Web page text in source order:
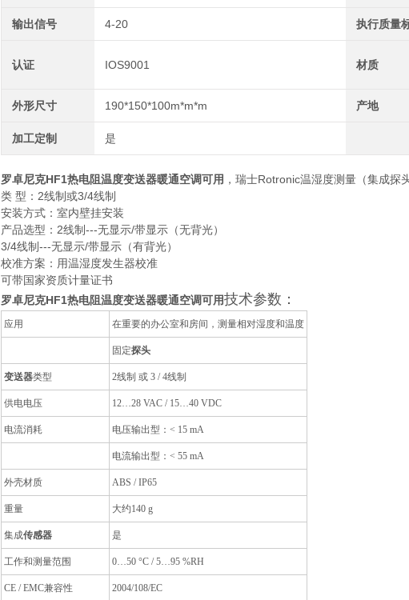
输出信号 4-20 执行质量
认证 IOS9001 材质
外形尺寸 190*150*100m*m*m 产地
加工定制 是
罗卓尼克HF1热电阻温度变送器暖通空调可用 ，瑞士Rotronic温湿度测量（集成探
类 型：2线制或3/4线制
安装方式：室内壁挂安装
产品选型：2线制---无显示/带显示（无背光）
3/4线制---无显示/带显示（有背光）
校准方案：用温湿度发生器校准
可带国家资质计量证书
罗卓尼克HF1热电阻温度变送器暖通空调可用技术参数：
应用 在重要的办公室和房间，测量相对湿度和温度
固定探头
变送器类型 2线制 或 3 / 4线制
供电电压 12…28 VAC / 15…40 VDC
电流消耗 电压输出型：< 15 mA
电流输出型：< 55 mA
外壳材质 ABS / IP65
重量 大约140 g
集成传感器 是
工作和测量范围 0…50 °C / 5…95 %RH
CE / EMC兼容性 2004/108/EC